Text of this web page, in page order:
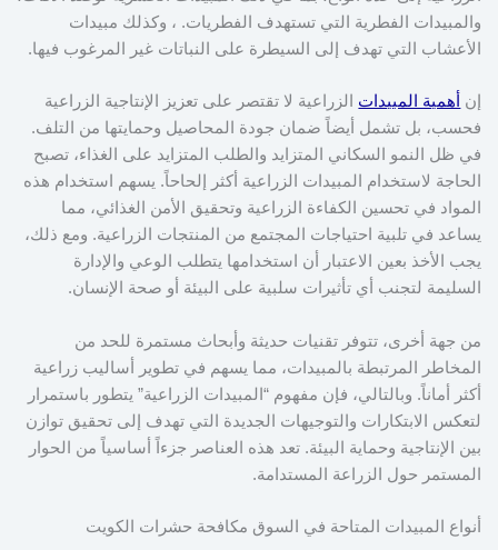
والمبيدات الفطرية التي تستهدف الفطريات. ، وكذلك مبيدات
الأعشاب التي تهدف إلى السيطرة على النباتات غير المرغوب فيها.
إن أهمية المبيدات الزراعية لا تقتصر على تعزيز الإنتاجية الزراعية
فحسب، بل تشمل أيضاً ضمان جودة المحاصيل وحمايتها من التلف.
في ظل النمو السكاني المتزايد والطلب المتزايد على الغذاء، تصبح
الحاجة لاستخدام المبيدات الزراعية أكثر إلحاحاً. يسهم استخدام هذه
المواد في تحسين الكفاءة الزراعية وتحقيق الأمن الغذائي، مما
يساعد في تلبية احتياجات المجتمع من المنتجات الزراعية. ومع ذلك،
يجب الأخذ بعين الاعتبار أن استخدامها يتطلب الوعي والإدارة
السليمة لتجنب أي تأثيرات سلبية على البيئة أو صحة الإنسان.
من جهة أخرى، تتوفر تقنيات حديثة وأبحاث مستمرة للحد من
المخاطر المرتبطة بالمبيدات، مما يسهم في تطوير أساليب زراعية
أكثر أماناً. وبالتالي، فإن مفهوم “المبيدات الزراعية” يتطور باستمرار
لتعكس الابتكارات والتوجيهات الجديدة التي تهدف إلى تحقيق توازن
بين الإنتاجية وحماية البيئة. تعد هذه العناصر جزءاً أساسياً من الحوار
المستمر حول الزراعة المستدامة.
أنواع المبيدات المتاحة في السوق مكافحة حشرات الكويت